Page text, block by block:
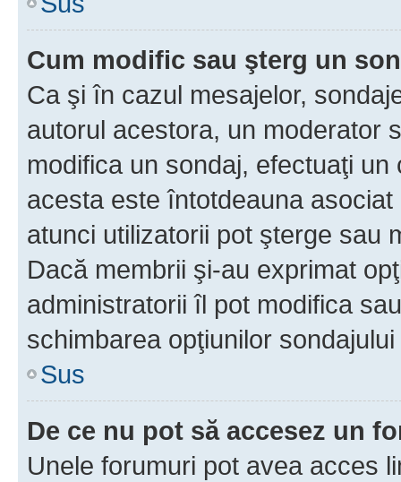
Cum modific sau şterg un
Ca şi în cazul mesajelor,
autorul acestora, un moderator
modifica un sondaj, efectuaţi
acesta este întotdeauna
atunci utilizatorii pot şterge sau
Dacă membrii şi-au exprimat
administratorii îl pot modifica
schimbarea opţiunilor
Sus
De ce nu pot să accesez un
Unele forumuri pot avea acces